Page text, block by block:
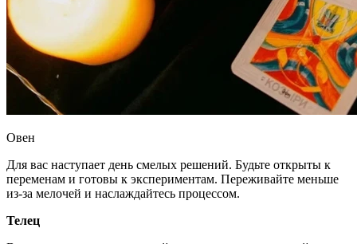
Овен
Для вас наступает день смелых решений. Будьте открыты к
переменам и готовы к экспериментам. Переживайте меньше
из-за мелочей и наслаждайтесь процессом.
Телец